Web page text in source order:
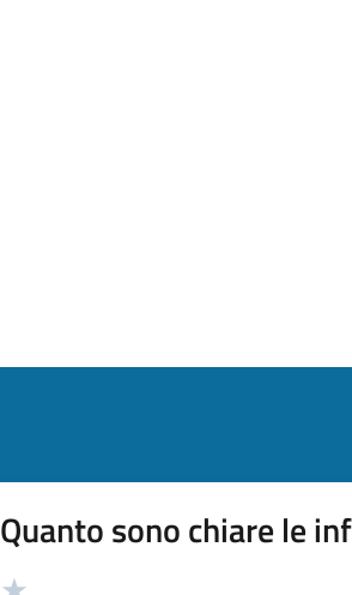
Quanto sono chiare le
Valutazione